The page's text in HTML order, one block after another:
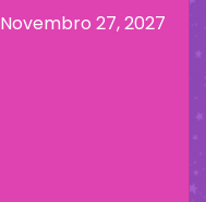
Novembro 27, 2027